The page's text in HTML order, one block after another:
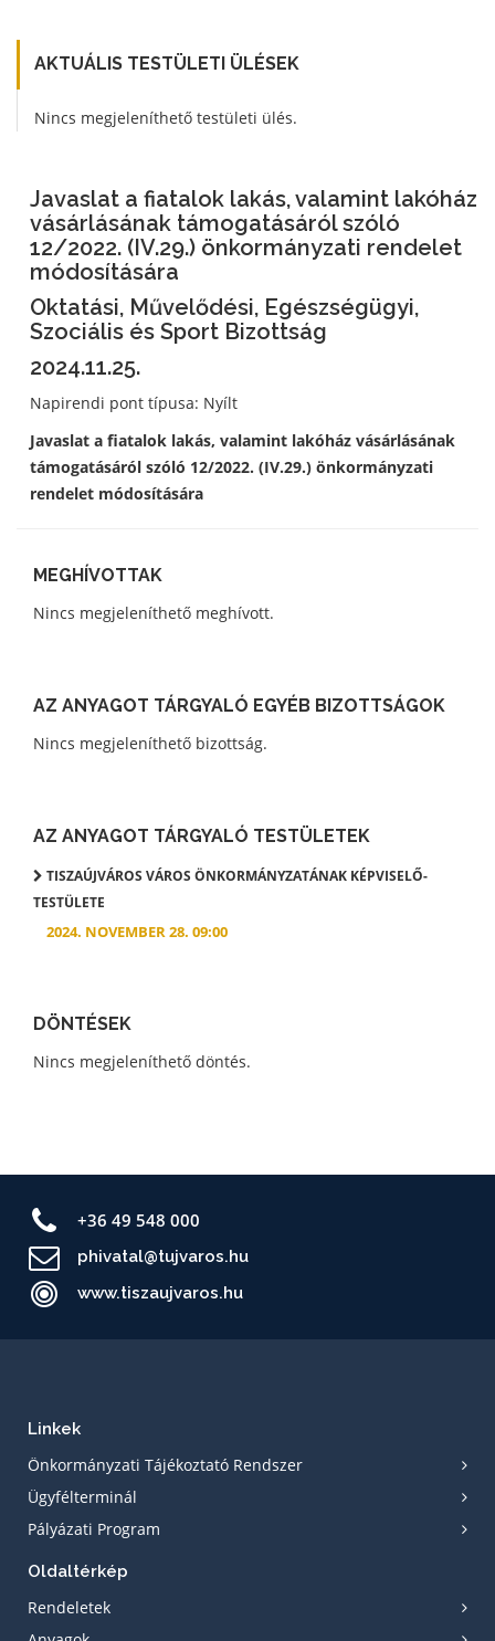
AKTUÁLIS TESTÜLETI ÜLÉSEK
Nincs megjeleníthető testületi ülés.
Javaslat a fiatalok lakás, valamint lakóház
vásárlásának támogatásáról szóló
12/2022. (IV.29.) önkormányzati rendelet
módosítására
Oktatási, Művelődési, Egészségügyi,
Szociális és Sport Bizottság
2024.11.25.
Napirendi pont típusa: Nyílt
Javaslat a fiatalok lakás, valamint lakóház vásárlásának
támogatásáról szóló 12/2022. (IV.29.) önkormányzati
rendelet módosítására
MEGHÍVOTTAK
Nincs megjeleníthető meghívott.
AZ ANYAGOT TÁRGYALÓ EGYÉB BIZOTTSÁGOK
Nincs megjeleníthető bizottság.
AZ ANYAGOT TÁRGYALÓ TESTÜLETEK
TISZAÚJVÁROS VÁROS ÖNKORMÁNYZATÁNAK KÉPVISELŐ-
TESTÜLETE
2024. NOVEMBER 28. 09:00
DÖNTÉSEK
Nincs megjeleníthető döntés.
+36 49 548 000
phivatal@tujvaros.hu
www.tiszaujvaros.hu
Linkek
Önkormányzati Tájékoztató Rendszer
Ügyfélterminál
Pályázati Program
Oldaltérkép
Rendeletek